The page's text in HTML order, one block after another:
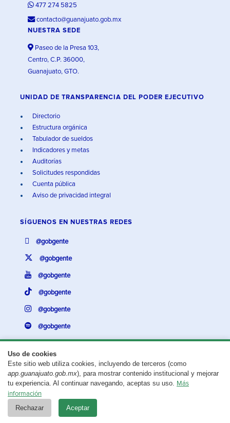
Uso de cookies
Este sitio web utiliza cookies, incluyendo de terceros (como
app.guanajuato.gob.mx), para mostrar contenido institucional y mejorar
tu experiencia. Al continuar navegando, aceptas su uso. Más
información
Rechazar Aceptar
477 274 5825
contacto@guanajuato.gob.mx
NUESTRA SEDE
Paseo de la Presa 103,
Centro, C.P. 36000,
Guanajuato, GTO.
UNIDAD DE TRANSPARENCIA DEL PODER EJECUTIVO
Directorio
Estructura orgánica
Tabulador de sueldos
Indicadores y metas
Auditorías
Solicitudes respondidas
Cuenta pública
Aviso de privacidad integral
SÍGUENOS EN NUESTRAS REDES
@gobgente
@gobgente
@gobgente
@gobgente
@gobgente
@gobgente
¿Existe algún problema con esta página?Repórtalo aquí.
Aviso legal